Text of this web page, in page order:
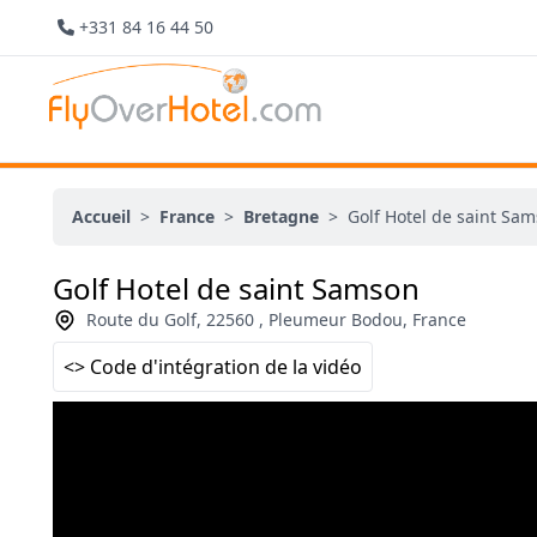
+331 84 16 44 50
Accueil > France > Bretagne > Golf Hotel de saint
Golf Hotel de saint Samson
Route du Golf, 22560 , Pleumeur Bodou, France
<> Code d'intégration de la vidéo